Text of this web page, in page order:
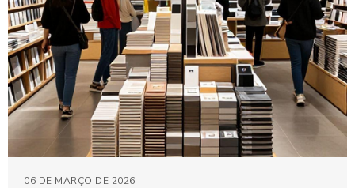
06 DE MARÇO DE 2026